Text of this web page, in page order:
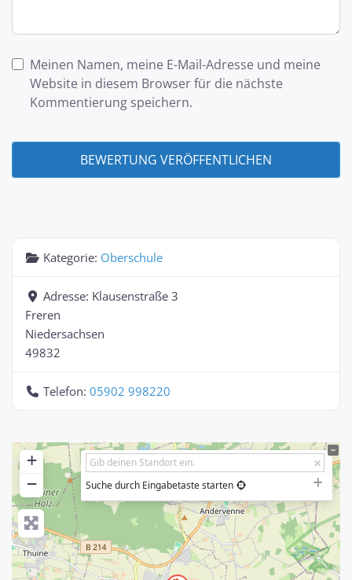
Meinen Namen, meine E-Mail-Adresse und meine
Website in diesem Browser für die nächste
Kommentierung speichern.
Kategorie: Oberschule
Adresse: Klausenstraße 3
Freren
Niedersachsen
49832
Telefon: 05902 998220
+
−
Suche durch Eingabetaste starten